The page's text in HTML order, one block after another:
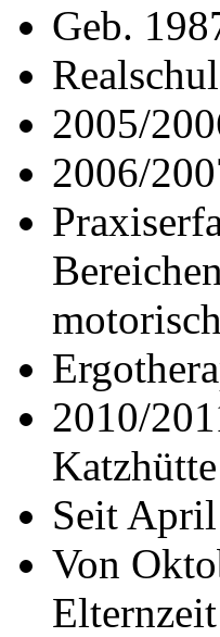
Geb.
2005/
2006/
2010/
Katzhütte
Seit
Von
Elternzeit